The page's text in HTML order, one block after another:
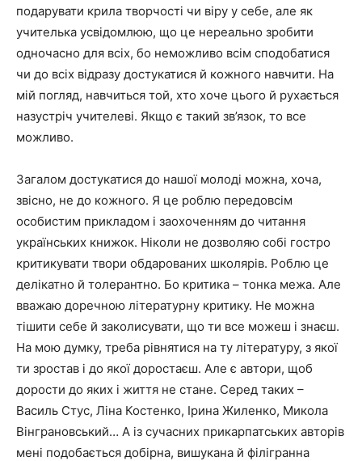
подарувати крила творчості чи віру у себе, але як
учителька усвідомлюю, що це нереально зробити
одночасно для всіх, бо неможливо всім сподобатися
чи до всіх відразу достукатися й кожного навчити. На
мій погляд, навчиться той, хто хоче цього й рухається
назустріч учителеві. Якщо є такий зв’язок, то все
можливо.
Загалом достукатися до нашої молоді можна, хоча,
звісно, не до кожного. Я це роблю передовсім
особистим прикладом і заохоченням до читання
українських книжок. Ніколи не дозволяю собі гостро
критикувати твори обдарованих школярів. Роблю це
делікатно й толерантно. Бо критика – тонка межа. Але
вважаю доречною літературну критику. Не можна
тішити себе й заколисувати, що ти все можеш і знаєш.
На мою думку, треба рівнятися на ту літературу, з якої
ти зростав і до якої доростаєш. Але є автори, щоб
дорости до яких і життя не стане. Серед таких –
Василь Стус, Ліна Костенко, Ірина Жиленко, Микола
Вінграновський… А із сучасних прикарпатських авторів
мені подобається добірна, вишукана й філігранна